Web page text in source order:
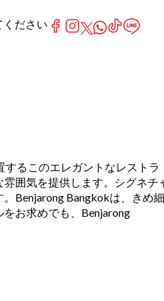
るこのエレガントなレストラ
囲気を提供します。シグネチ
Benjarong Bangkokは、きめ細
お求めでも、Benjarong
ださい